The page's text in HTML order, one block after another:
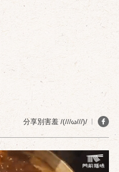
分享別害羞 /(///ω///)/